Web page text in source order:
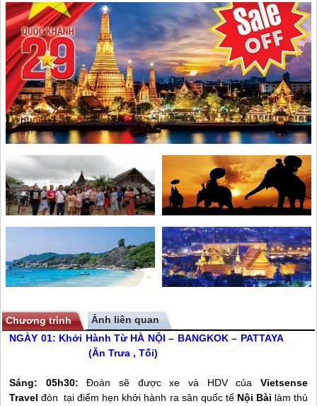
Chương trình
Ảnh liên quan
NGÀY 01: Khởi Hành Từ HÀ NỘI – BANGKOK – PATTAYA
(Ăn Trưa , Tối)
Sáng: 05h30:Đoàn sẽ được xe và HDV của Vietsense
Travel đón tại điểm hẹn khởi hành ra sân quốc tế Nội Bài làm thủ